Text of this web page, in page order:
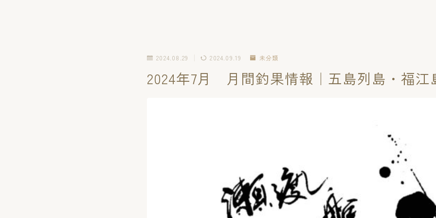
2024.08.29 2024.09.19 未分類
2024年7月 月間釣果情報｜五島列島・福江